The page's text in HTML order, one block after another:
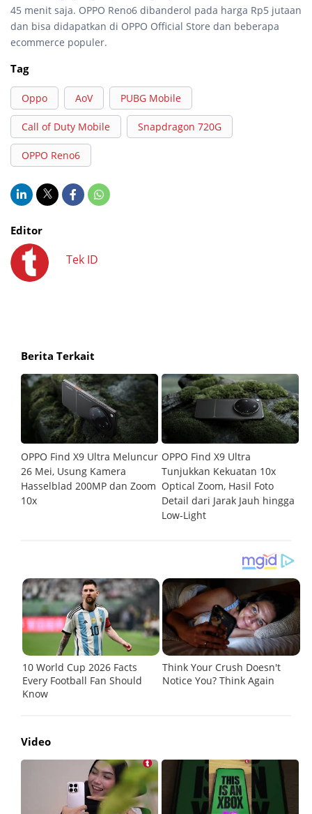
45 menit saja. OPPO Reno6 dibanderol pada harga Rp5 jutaan
dan bisa didapatkan di OPPO Official Store dan beberapa
ecommerce populer.
Tag
Oppo AoV PUBG Mobile
Call of Duty Mobile Snapdragon 720G
OPPO Reno6
Editor
Tek ID
Berita Terkait
OPPO Find X9 Ultra Meluncur
26 Mei, Usung Kamera
Hasselblad 200MP dan Zoom
10x
OPPO Find X9 Ultra
Tunjukkan Kekuatan 10x
Optical Zoom, Hasil Foto
Detail dari Jarak Jauh hingga
Low-Light
Video